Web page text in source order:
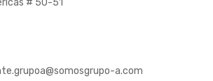
# 50-51
a.com